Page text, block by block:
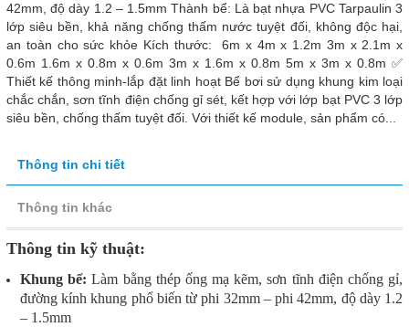
42mm, độ dày 1.2 – 1.5mm Thành bể: Là bạt nhựa PVC Tarpaulin 3
lớp siêu bền, khả năng chống thấm nước tuyệt đối, không độc hại,
an toàn cho sức khỏe Kích thước: 6m x 4m x 1.2m 3m x 2.1m x
0.6m 1.6m x 0.8m x 0.6m 3m x 1.6m x 0.8m 5m x 3m x 0.8m ✅
Thiết kế thông minh-lắp đặt linh hoạt Bể bơi sử dụng khung kim loại
chắc chắn, sơn tĩnh điện chống gỉ sét, kết hợp với lớp bạt PVC 3 lớp
siêu bền, chống thấm tuyệt đối. Với thiết kế module, sản phẩm có...
Thông tin chi tiết
Thông tin khác
Thông tin kỹ thuật:
Khung bể: Làm bằng thép ống mạ kẽm, sơn tĩnh điện chống gỉ,
đường kính khung phổ biến từ phi 32mm – phi 42mm, độ dày 1.2
– 1.5mm